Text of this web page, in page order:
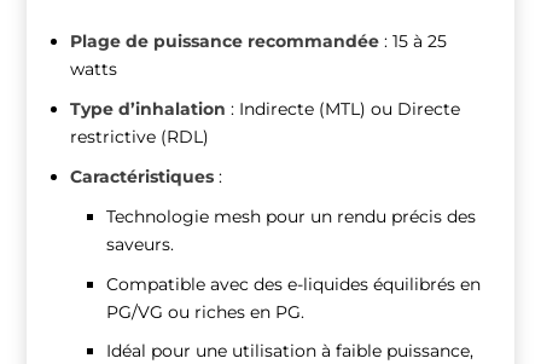
Plage de puissance recommandée : 15 à 25
watts
Type d’inhalation : Indirecte (MTL) ou Directe
restrictive (RDL)
Caractéristiques :
Technologie mesh pour un rendu précis des
saveurs.
Compatible avec des e-liquides équilibrés en
PG/VG ou riches en PG.
Idéal pour une utilisation à faible puissance,